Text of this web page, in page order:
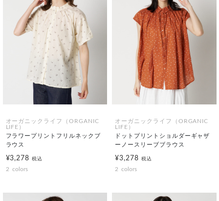
オーガニックライフ（ORGANIC
LIFE）
フラワープリントフリルネックブ
ラウス
¥3,278税込
2 colors
オーガニックライフ（ORGANIC
LIFE）
ドットプリントショルダーギャザ
ーノースリーブブラウス
¥3,278 税込
2 colors